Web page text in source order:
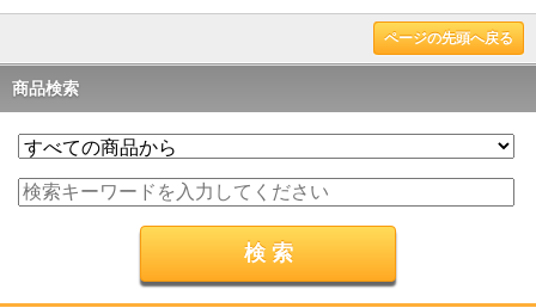
ページの先頭へ戻る
商品検索